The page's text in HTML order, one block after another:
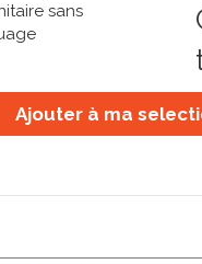
sans
Ajouter à ma